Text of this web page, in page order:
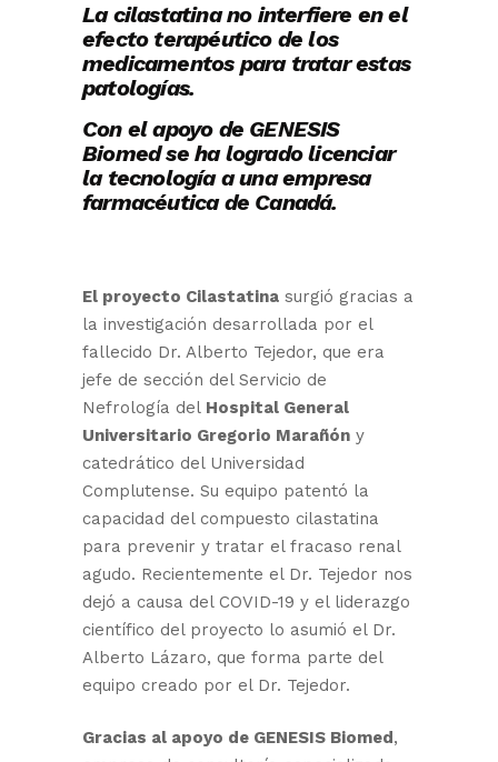
La cilastatina no interfiere en el
efecto terapéutico de los
medicamentos para tratar estas
patologías.
Con el apoyo de GENESIS
Biomed se ha logrado licenciar
la tecnología a unaempresa
farmacéutica de Canadá.
El proyecto Cilastatina surgió gracias a
la investigación desarrollada por el
fallecido Dr. Alberto Tejedor, que era
jefe de sección del Servicio de
Nefrología del Hospital General
Universitario Gregorio Marañón y
catedrático del Universidad
Complutense. Su equipo patentó la
capacidad del compuesto cilastatina
para prevenir y tratar el fracaso renal
agudo. Recientemente el Dr. Tejedor nos
dejó a causa del COVID-19 y el liderazgo
científico del proyecto lo asumió el Dr.
Alberto Lázaro, que forma parte del
equipo creado por el Dr. Tejedor.
Gracias al apoyo de GENESIS Biomed,